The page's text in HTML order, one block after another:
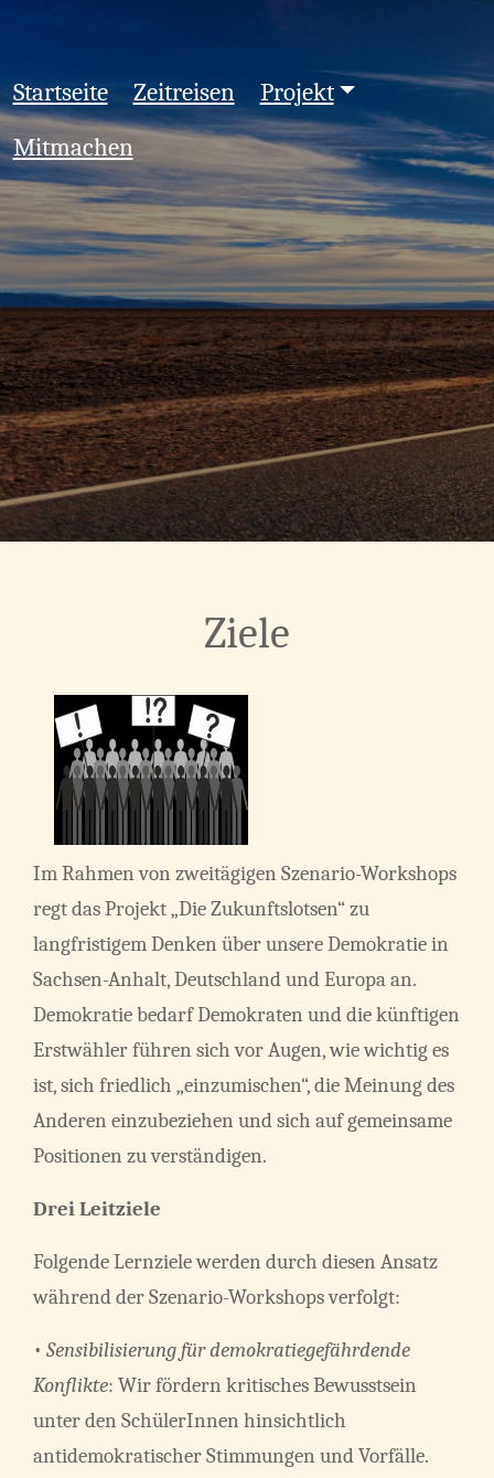
Startseite Zeitreisen
Projekt
Mitmachen
Ziele
Im Rahmen von zweitägigen Szenario-Workshops
regt das Projekt „Die Zukunftslotsen“ zu
langfristigem Denken über unsere Demokratie in
Sachsen-Anhalt, Deutschland und Europa an.
Demokratie bedarf Demokraten und die künftigen
Erstwähler führen sich vor Augen, wie wichtig es
ist, sich friedlich „einzumischen“, die Meinung des
Anderen einzubeziehen und sich auf gemeinsame
Positionen zu verständigen.
Drei Leitziele
Folgende Lernziele werden durch diesen Ansatz
während der Szenario-Workshops verfolgt:
• Sensibilisierung für demokratiegefährdende
Konflikte: Wir fördern kritisches Bewusstsein
unter den SchülerInnen hinsichtlich
antidemokratischer Stimmungen und Vorfälle.